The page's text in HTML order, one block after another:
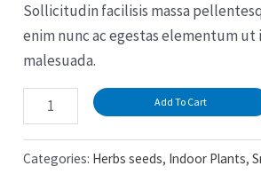
Sollicitudin facilisis massa
enim nunc ac egestas elementum ut
malesuada.
Ficus
Decora
Burgundy
Add To Cart
Categories: Herbs seeds, Indoor Plants,